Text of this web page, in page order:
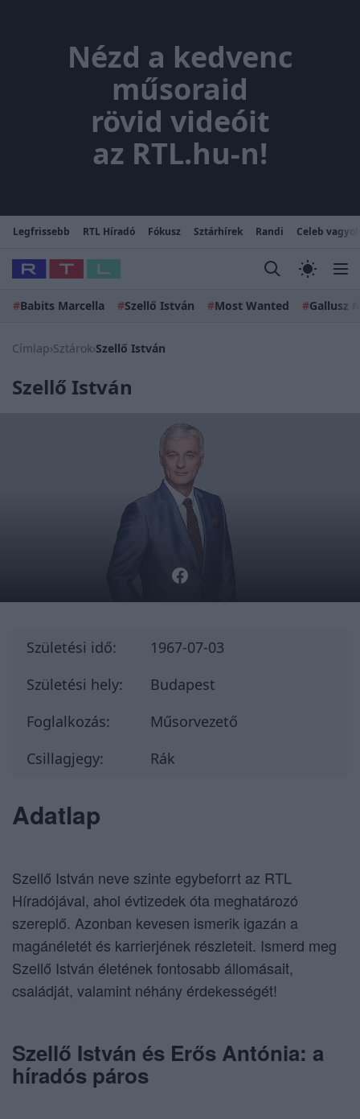
Nézd a kedvenc
műsoraid
rövid videóit
az RTL.hu-n!
Legfrissebb RTL Híradó Fókusz Sztárhírek Randi Celeb
#Babits Marcella #Szellő István #Most Wanted #Gallusz
Címlap›Sztárok›Szellő István
Szellő István
Születési idő:
1967-07-03
Születési hely:
Budapest
Foglalkozás:
Műsorvezető
Csillagjegy:
Rák
Adatlap
Szellő István neve szinte egybeforrt az RTL
Híradójával, ahol évtizedek óta meghatározó
szereplő. Azonban kevesen ismerik igazán a
magánéletét és karrierjének részleteit. Ismerd meg
Szellő István életének fontosabb állomásait,
családját, valamint néhány érdekességét!
Szellő István és Erős Antónia: a
híradós páros